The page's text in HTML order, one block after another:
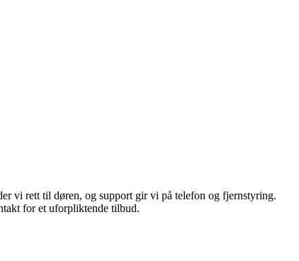
vi rett til døren, og support gir vi på telefon og fjernstyring.
for et uforpliktende tilbud.